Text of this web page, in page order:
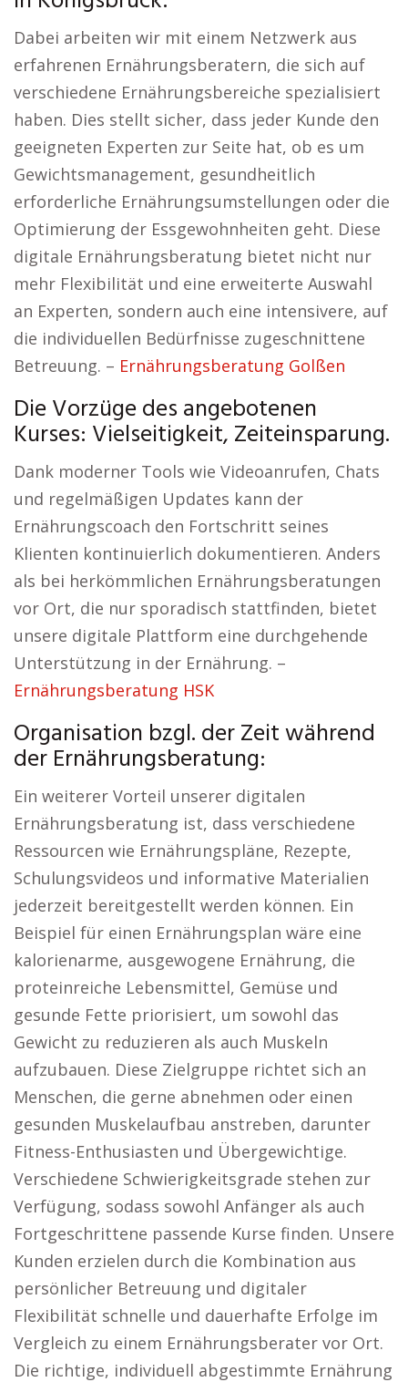
Dabei arbeiten wir mit einem Netzwerk aus
erfahrenen Ernährungsberatern, die sich auf
verschiedene Ernährungsbereiche spezialisiert
haben. Dies stellt sicher, dass jeder Kunde den
geeigneten Experten zur Seite hat, ob es um
Gewichtsmanagement, gesundheitlich
erforderliche Ernährungsumstellungen oder die
Optimierung der Essgewohnheiten geht. Diese
digitale Ernährungsberatung bietet nicht nur
mehr Flexibilität und eine erweiterte Auswahl
an Experten, sondern auch eine intensivere, auf
die individuellen Bedürfnisse zugeschnittene
Betreuung. – Ernährungsberatung Golßen
Die Vorzüge des angebotenen
Kurses: Vielseitigkeit, Zeiteinsparung.
Dank moderner Tools wie Videoanrufen, Chats
und regelmäßigen Updates kann der
Ernährungscoach den Fortschritt seines
Klienten kontinuierlich dokumentieren. Anders
als bei herkömmlichen Ernährungsberatungen
vor Ort, die nur sporadisch stattfinden, bietet
unsere digitale Plattform eine durchgehende
Unterstützung in der Ernährung. –
Ernährungsberatung HSK
Organisation bzgl. der Zeit während
der Ernährungsberatung:
Ein weiterer Vorteil unserer digitalen
Ernährungsberatung ist, dass verschiedene
Ressourcen wie Ernährungspläne, Rezepte,
Schulungsvideos und informative Materialien
jederzeit bereitgestellt werden können. Ein
Beispiel für einen Ernährungsplan wäre eine
kalorienarme, ausgewogene Ernährung, die
proteinreiche Lebensmittel, Gemüse und
gesunde Fette priorisiert, um sowohl das
Gewicht zu reduzieren als auch Muskeln
aufzubauen. Diese Zielgruppe richtet sich an
Menschen, die gerne abnehmen oder einen
gesunden Muskelaufbau anstreben, darunter
Fitness-Enthusiasten und Übergewichtige.
Verschiedene Schwierigkeitsgrade stehen zur
Verfügung, sodass sowohl Anfänger als auch
Fortgeschrittene passende Kurse finden. Unsere
Kunden erzielen durch die Kombination aus
persönlicher Betreuung und digitaler
Flexibilität schnelle und dauerhafte Erfolge im
Vergleich zu einem Ernährungsberater vor Ort.
Die richtige, individuell abgestimmte Ernährung